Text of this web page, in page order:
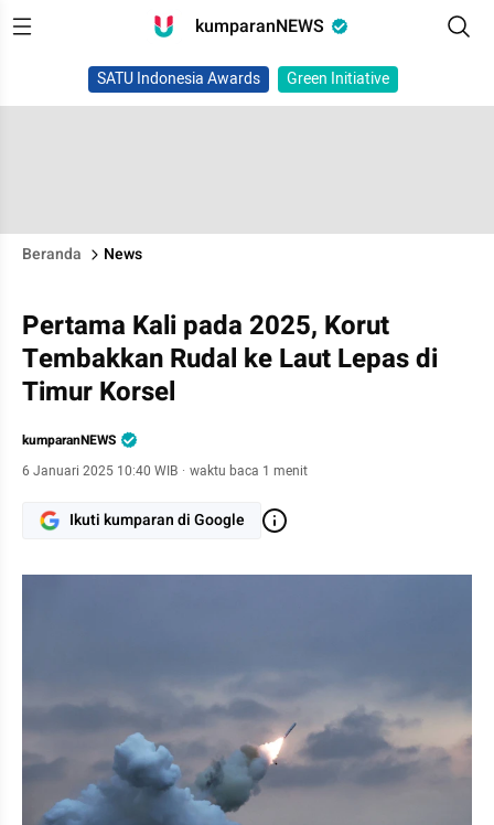
kumparanNEWS
SATU Indonesia Awards Green Initiative
Beranda News
Pertama Kali pada 2025, Korut
Tembakkan Rudal ke Laut Lepas di
Timur Korsel
kumparanNEWS
6 Januari 2025 10:40 WIB · waktu baca 1 menit
Ikuti kumparan di Google